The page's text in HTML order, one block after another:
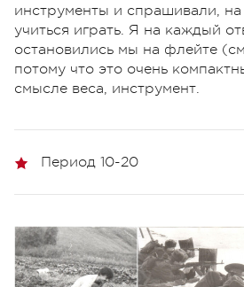
инструменты и спрашивали,
учиться играть. Я на каждый
остановились мы на флейте
потому что это очень
смысле веса, инструмент.
Период 10-20